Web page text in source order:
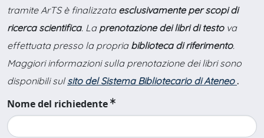
tramite ArTS è finalizzata esclusivamente per scopi di
ricerca scientifica. La prenotazione dei libri di testova
effettuata presso la propria biblioteca di riferimento.
Maggiori informazioni sulla prenotazione dei libri sono
disponibili sul sito del Sistema Bibliotecario di Ateneo .
Nome del richiedente